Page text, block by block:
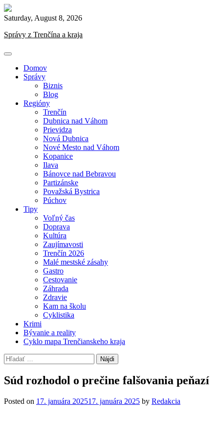
Skip
to
Saturday, August 8, 2026
Správy z Trenčína a kraja
Domov
Správy
Biznis
Blog
Regióny
Trenčín
Dubnica nad Váhom
Prievidza
Nová Dubnica
Nové Mesto nad Váhom
Kopanice
Ilava
Bánovce nad Bebravou
Partizánske
Považská Bystrica
Púchov
Tipy
Voľný čas
Doprava
Kultúra
Zaujímavosti
Trenčín 2026
Malé mestské zásahy
Gastro
Cestovanie
Záhrada
Zdravie
Kam na školu
Cyklistika
Krimi
Bývanie a reality
Cyklo mapa Trenčianskeho kraja
Hľadať:
Súd rozhodol o prečine falšovania peňazí
Posted on 17. januára 202517. januára 2025 by Redakcia